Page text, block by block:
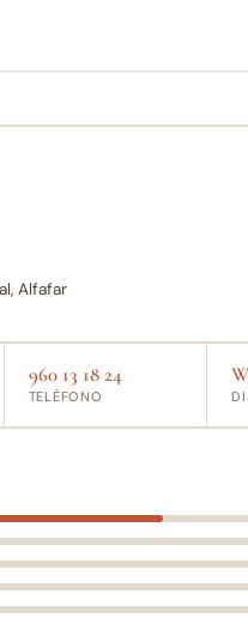
Alfafar
960 13 18 24
TELÉFONO